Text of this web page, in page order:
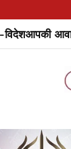
आपकी